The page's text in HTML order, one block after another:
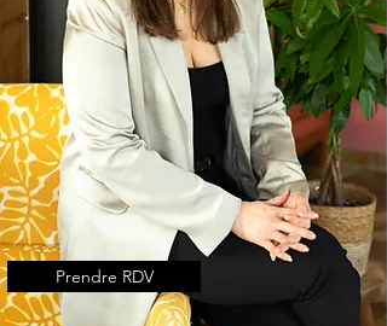
Prendre RDV